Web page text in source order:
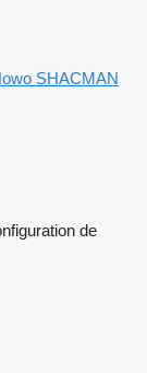
SHACMAN
de